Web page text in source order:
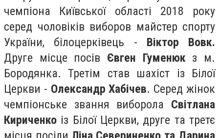
чемпіона Київської області 2018 року
серед чоловіків виборов майстер спорту
України, білоцерківець - Віктор Вовк.
Друге місце посів Євген Гуменюкз м.
Бородянка. Третім став шахіст із Білої
Церкви - Олександр Хабічев. Серед жінок
чемпіонське звання виборола Світлана
Кириченко із Білої Церкви, друге та третє